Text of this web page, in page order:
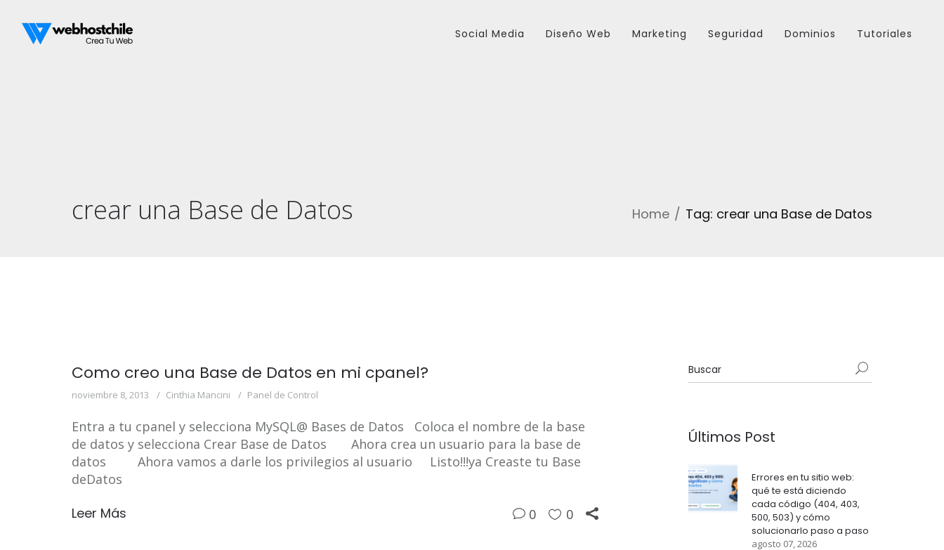
Social Media Diseño Web Marketing Seguridad Dominios Tutoriales
crear una Base de Datos Home Tag: crear una Base de Datos
Como creo una Base de Datos en mi cpanel?
noviembre 8, 2013 Cinthia Mancini Panel de Control
Entra a tu cpanel y selecciona MySQL@ Bases de Datos Coloca el nombre de la base
de datos y selecciona Crear Base de Datos Ahora crea un usuario para la base de
datos Ahora vamos a darle los privilegios al usuario Listo!!!ya Creaste tu Base
deDatos
Leer Más 0 0
Últimos Post
Errores en tu sitio web:
qué te está diciendo
cada código (404, 403,
500, 503) y cómo
solucionarlo paso a paso
agosto 07, 2026